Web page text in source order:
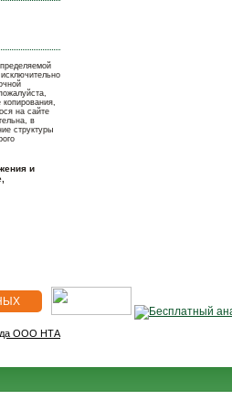
на сайте
в
структуры
и
ООО НТА